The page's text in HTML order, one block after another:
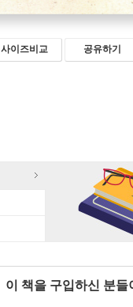
사이즈비교 공유하기
이 책을 구입하신 분